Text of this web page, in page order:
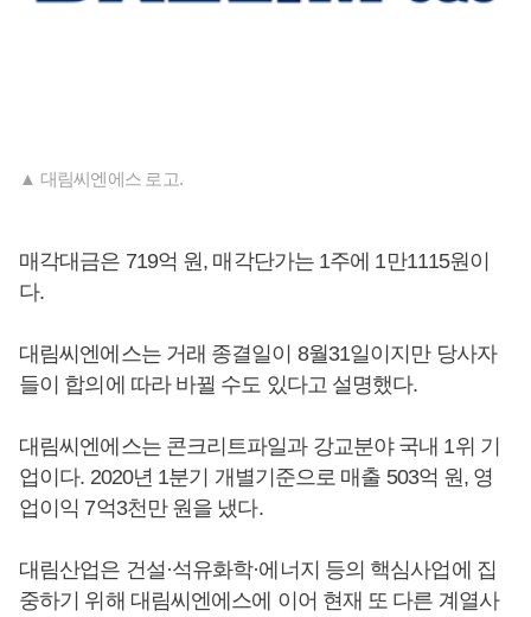
▲ 대림씨엔에스 로고.
매각대금은 719억 원, 매각단가는 1주에 1만1115원이
다.
대림씨엔에스는 거래 종결일이 8월31일이지만 당사자
들이 합의에 따라 바뀔 수도 있다고 설명했다.
대림씨엔에스는 콘크리트파일과 강교분야 국내 1위 기
업이다. 2020년 1분기 개별기준으로 매출 503억 원, 영
업이익 7억3천만 원을 냈다.
대림산업은 건설·석유화학·에너지 등의 핵심사업에 집
중하기 위해 대림씨엔에스에 이어 현재 또 다른 계열사